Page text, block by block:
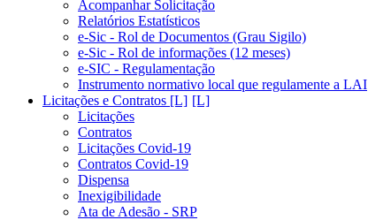
Acompanhar Solicitação
Relatórios Estatísticos
e-Sic - Rol de Documentos (Grau Sigilo)
e-Sic - Rol de informações (12 meses)
e-SIC - Regulamentação
Instrumento normativo local que regulamente a LAI
Licitações e Contratos [L]
Licitações
Contratos
Licitações Covid-19
Contratos Covid-19
Dispensa
Inexigibilidade
Ata de Adesão - SRP